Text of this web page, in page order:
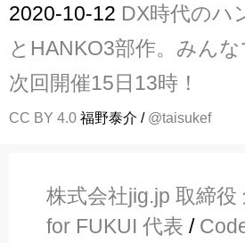
2020-10-12 DX時代のハ
とHANKO3部作。みんな
次回開催15日13時！
CC BY 4.0 福野泰介 / @taisukef
株式会社jig.jp 取締役
for FUKUI 代表 /